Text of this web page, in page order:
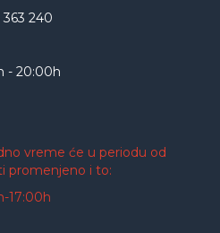
240
- 20:00h
vreme će u periodu od
promenjeno i to:
17:00h